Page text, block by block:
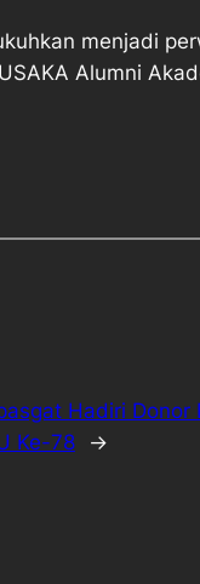
menjadi
Alumni
Hadiri Donor
Ke-78
→